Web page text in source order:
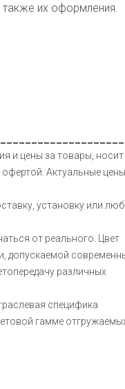
их оформления.
и цены за товары, носит
Актуальные
установку или
от реального. Цвет
допускаемой
различных
специфика
гамме